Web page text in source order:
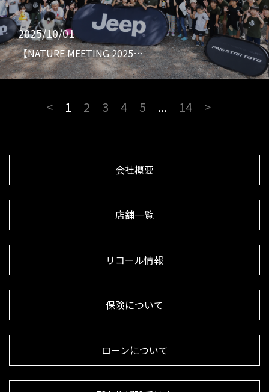
2025/10/01
【NATURE MEETING 2025…
< 1 2 3 4 5 ... 14 >
会社概要
店舗一覧
リコール情報
保険について
ローンについて